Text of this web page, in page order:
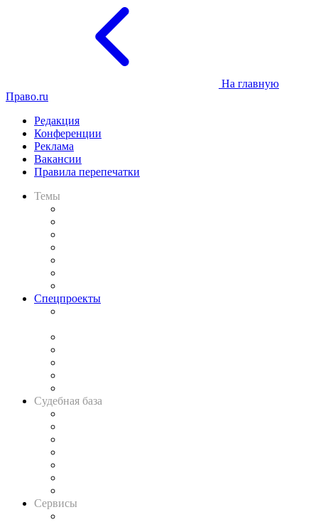
На главную
Право.ru
Редакция
Конференции
Реклама
Вакансии
Правила перепечатки
Темы
Спецпроекты
Судебная база
Сервисы